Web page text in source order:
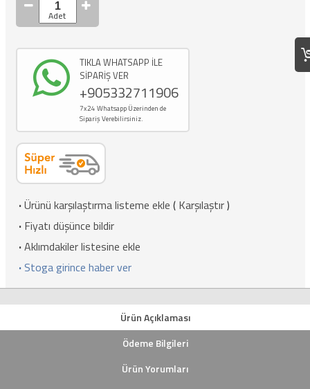
TIKLA WHATSAPP İLE
SİPARİŞ VER
+905332711906
7x24 Whatsapp Üzerinden de
Sipariş Verebilirsiniz.
·Ürünü karşılaştırma listeme ekle ( Karşılaştır)
· Fiyatı düşünce bildir
·Aklımdakiler listesine ekle
· Stoga girince haber ver
Ürün Açıklaması
Ödeme Bilgileri
Ürün Yorumları